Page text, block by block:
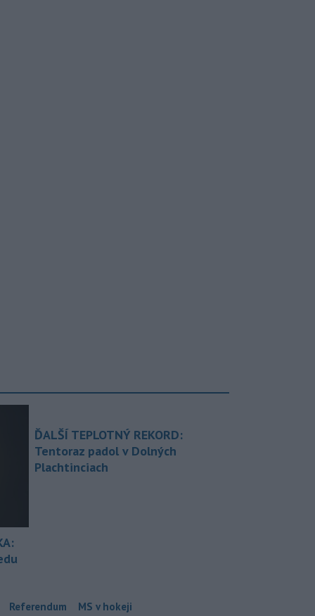
ĎALŠÍ TEPLOTNÝ REKORD:
Tentoraz padol v Dolných
Plachtinciach
Referendum MS v hokeji